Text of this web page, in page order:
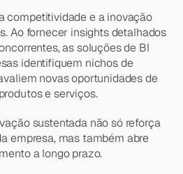
competitividade e a inovação
Ao fornecer insights detalhados
as soluções de BI
identifiquem nichos de
novas oportunidades de
e serviços.
sustentada não só reforça
empresa, mas também abre
a longo prazo.